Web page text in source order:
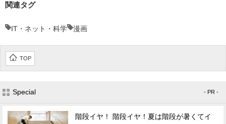
関連タグ
IT・ネット・科学 漫画
TOP
Special - PR -
階段イヤ！ 階段イヤ！夏は階段が暑くてイ